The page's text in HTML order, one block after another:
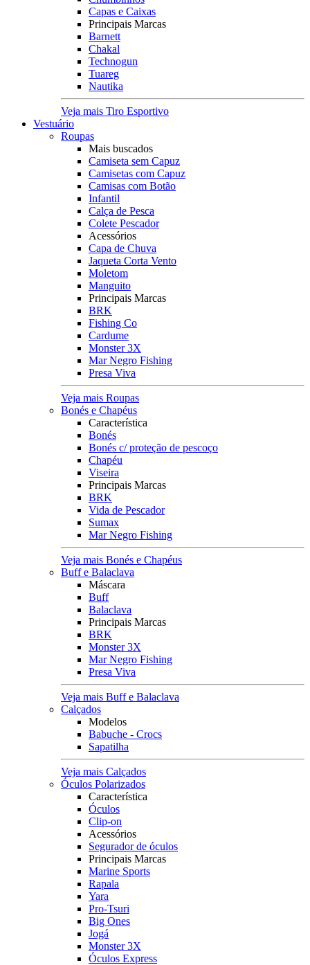
Capas e Caixas
Principais Marcas
Barnett
Chakal
Technogun
Tuareg
Nautika
Veja mais Tiro Esportivo
Vestuário
Roupas
Mais buscados
Camiseta sem Capuz
Camisetas com Capuz
Camisas com Botão
Infantil
Calça de Pesca
Colete Pescador
Acessórios
Capa de Chuva
Jaqueta Corta Vento
Moletom
Manguito
Principais Marcas
BRK
Fishing Co
Cardume
Monster 3X
Mar Negro Fishing
Presa Viva
Veja mais Roupas
Bonés e Chapéus
Característica
Bonés
Bonés c/ proteção de pescoço
Chapéu
Viseira
Principais Marcas
BRK
Vida de Pescador
Sumax
Mar Negro Fishing
Veja mais Bonés e Chapéus
Buff e Balaclava
Máscara
Buff
Balaclava
Principais Marcas
BRK
Monster 3X
Mar Negro Fishing
Presa Viva
Veja mais Buff e Balaclava
Calçados
Modelos
Babuche - Crocs
Sapatilha
Veja mais Calçados
Óculos Polarizados
Característica
Óculos
Clip-on
Acessórios
Segurador de óculos
Principais Marcas
Marine Sports
Rapala
Yara
Pro-Tsuri
Big Ones
Jogá
Monster 3X
Óculos Express